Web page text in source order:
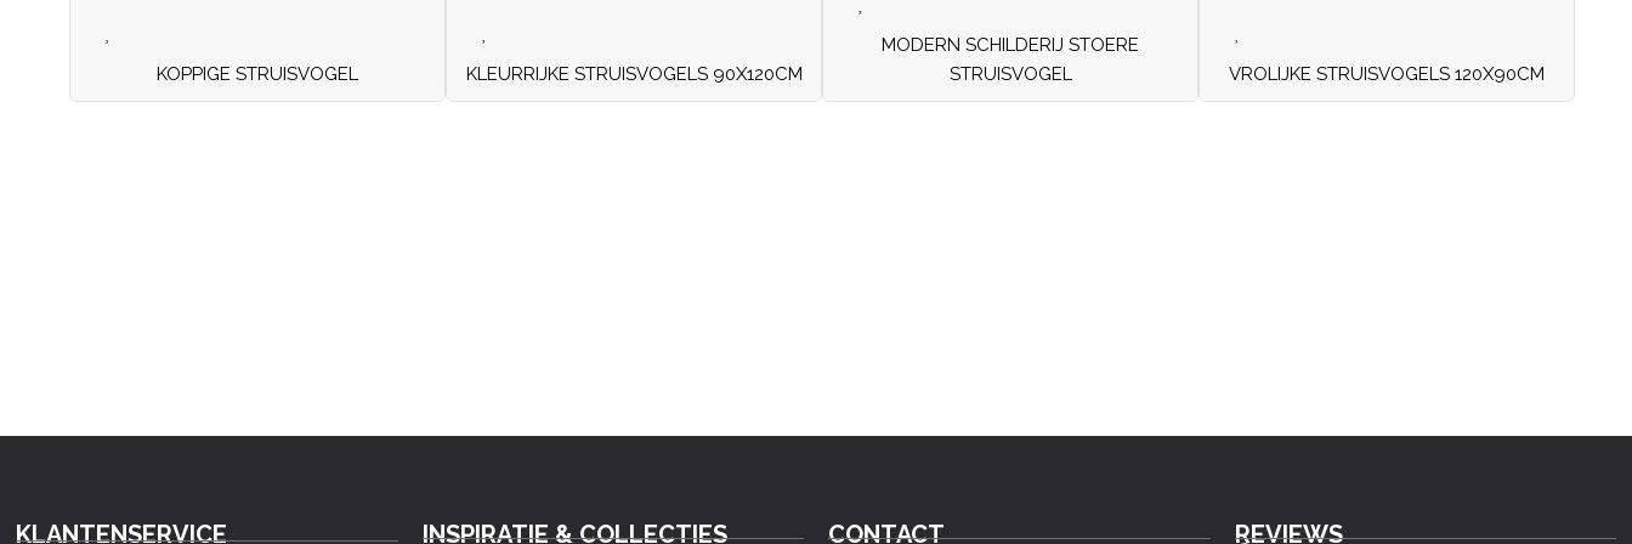
KOPPIGE STRUISVOGEL KLEURRIJKE STRUISVOGELS 90X120CM
MODERN SCHILDERIJ STOERE
STRUISVOGEL
VROLIJKE STRUISVOGELS 120X90CM
KLANTENSERVICE INSPIRATIE & COLLECTIES CONTACT REVIEWS